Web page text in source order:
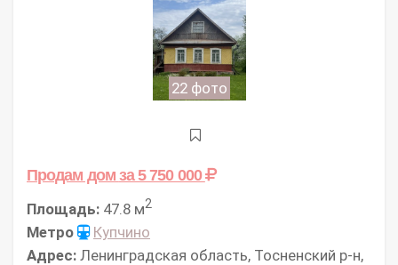
22 фото
Продам домза 5 750 000
Площадь: 47.8 м2
Метро
Купчино
Адрес: Ленинградская область, Тосненский р-н,